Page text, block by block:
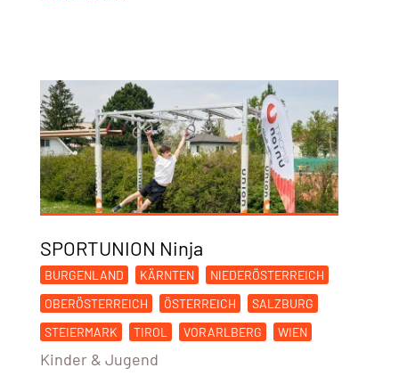
SPORTUNION Ninja
BURGENLAND KÄRNTEN
NIEDERÖSTERREICH
OBERÖSTERREICH
ÖSTERREICH
SALZBURG
STEIERMARK
TIROL VORARLBERG WIEN
Kinder & Jugend